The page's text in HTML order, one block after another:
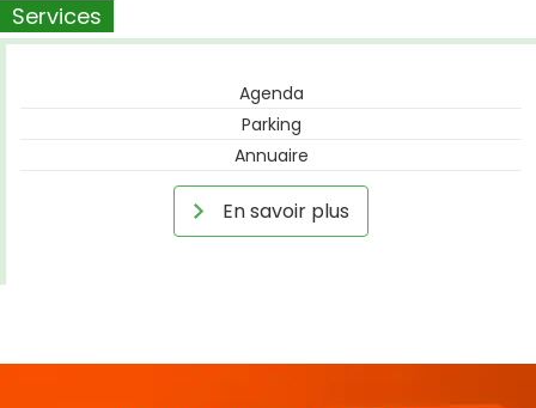
Services
Agenda
Parking
Annuaire
En savoir plus